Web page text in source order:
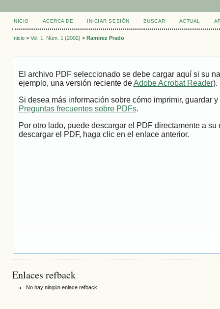
INICIO ACERCA DE INICIAR SESIÓN BUSCAR ACTUAL
Inicio> Vol. 1, Núm. 1 (2002) > Ramirez Prado
El archivo PDF seleccionado se debe cargar aquí si su
ejemplo, una versión reciente deAdobe Acrobat Reader).
Si desea más información sobre cómo imprimir, guardar
Preguntas frecuentes sobre PDFs.
Por otro lado, puede descargar el PDF directamente a
descargar el PDF, haga clic en el enlace anterior.
Enlaces refback
No hay ningún enlace refback.